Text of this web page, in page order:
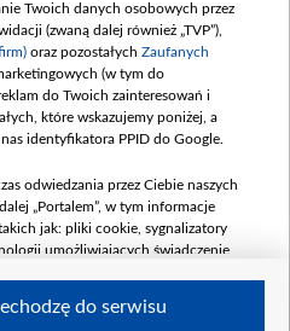
000,00 PLN
GRUDZIEŃ 2025
mln)
000,00 PLN
LUTY 2026 (wpłata
180 mln, 8
000,00 PLN
Twoich danych osobowych przez
(zwaną dalej również „TVP”),
oraz pozostałych Zaufanych
(w tym do
do Twoich zainteresowań i
które wskazujemy poniżej, a
identyfikatora PPID do Google.
odwiedzania przez Ciebie naszych
„Portalem”, w tym informacje
jak: pliki cookie, sygnalizatory
umożliwiających świadczenie
do serwisu